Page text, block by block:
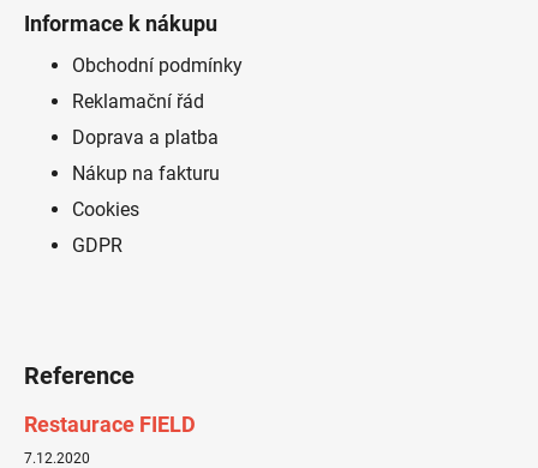
Informace k nákupu
Obchodní podmínky
Reklamační řád
Doprava a platba
Nákup na fakturu
Cookies
GDPR
Reference
Restaurace FIELD
7.12.2020